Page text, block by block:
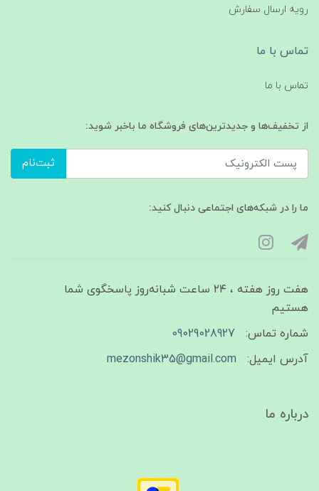
رویه ارسال سفارش
تماس با ما
تماس با ما
از تخفیف‌ها و جدیدترین‌های فروشگاه ما باخبر شوید:
ثبت‌نام
ما را در شبکه‌های اجتماعی دنبال کنید:
هفت روز هفته ، ۲۴ ساعت شبانه‌روز پاسخگوی شما
هستیم
شماره تماس:
09029028927
آدرس ایمیل:
mezonshik35@gmail.com
درباره ما